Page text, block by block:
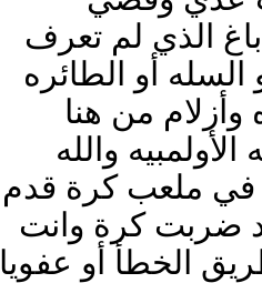
الذي لم تعرف
أو الطائره
من هنا
والله
في ملعب كرة قدم
ضربت كرة وانت
الخطأ أو عفويا